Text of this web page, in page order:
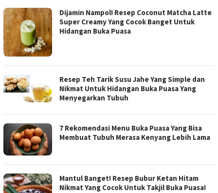
Dijamin Nampol! Resep Coconut Matcha Latte
Super Creamy Yang Cocok Banget Untuk
Hidangan Buka Puasa
Resep Teh Tarik Susu Jahe Yang Simple dan
Nikmat Untuk Hidangan Buka Puasa Yang
Menyegarkan Tubuh
7 Rekomendasi Menu Buka Puasa Yang Bisa
Membuat Tubuh Merasa Kenyang Lebih Lama
Mantul Banget! Resep Bubur Ketan Hitam
Nikmat Yang Cocok Untuk Takjil Buka Puasa!